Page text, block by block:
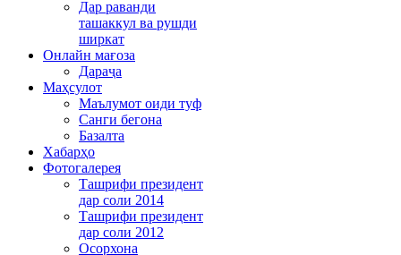
Дар раванди
ташаккул ва рушди
ширкат
Онлайн мағоза
Дараҷа
Маҳсулот
Маълумот оиди туф
Санги бегона
Базалта
Хабарҳо
Фотогалерея
Ташрифи президент
дар соли 2014
Ташрифи президент
дар соли 2012
Осорхона